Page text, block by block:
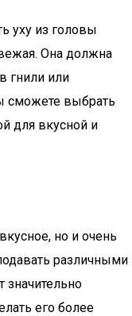
уху из головы
Она должна
гнили или
сможете выбрать
для вкусной и
но и очень
различными
значительно
его более